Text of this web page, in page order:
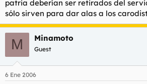
patria deberían ser retirados del
sólo sirven para dar alas a los
M Minamoto
Guest
6 Ene 2006